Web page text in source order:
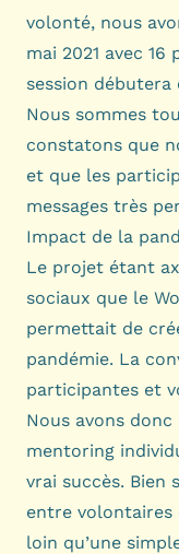
volonté, nous
mai 2021 avec
session débutera
Nous sommes
constatons que
et que les
messages très
Impact de la
Le projet étant
sociaux que le
permettait de
pandémie. La
participantes et
Nous avons
mentoring
vrai succès. Bien
entre
loin qu’une